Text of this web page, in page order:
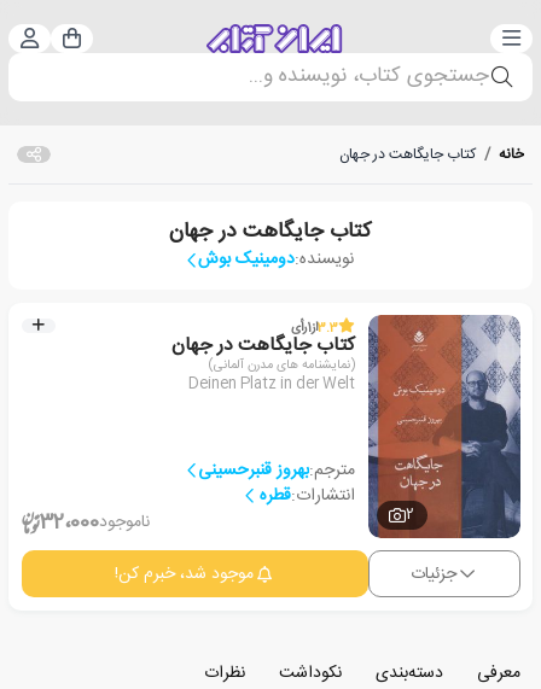
دسته‌بندی سبد
جستجوی کتاب، نویسنده و...
خانه / کتاب جایگاهت در جهان
کتاب جایگاهت در جهان
نویسنده:دومینیک بوش
2
3.3از1رأی
کتاب جایگاهت در جهان
(نمایشنامه های مدرن آلمانی)
Deinen Platz in der Welt
مترجم:بهروز قنبرحسینی
انتشارات:قطره
ناموجود32،000
جزئیات موجود شد، خبرم کن!
معرفی دسته‌بندی نکوداشت
نظرات